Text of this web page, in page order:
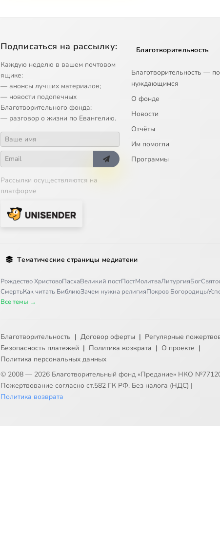
Подписаться на рассылку:
Каждую неделю в вашем почтовом
ящике:
— анонсы лучших материалов;
— новости подопечных
Благотворительного фонда;
— разговор о жизни по Евангелию.
Рассылки осуществляются на
платформе
Благотворительность
Благотворительность —
нуждающимся
О фонде
Новости
Отчёты
Им помогли
Программы
Тематические страницы медиатеки
Рождество ХристовоПасхаВеликий постПостМолитваЛитургияБог
СмертьКак читать БиблиюЗачем нужна религияПокров Богородицы
Все темы →
Благотворительность | Договор оферты | Регулярные
Безопасность платежей | Политика возврата | О проекте |
Политика персональных данных
© 2008 — 2026 Благотворительный фонд «Предание» НКО
Пожертвование согласно ст.582 ГК РФ. Без налога (НДС) |
Политика возврата